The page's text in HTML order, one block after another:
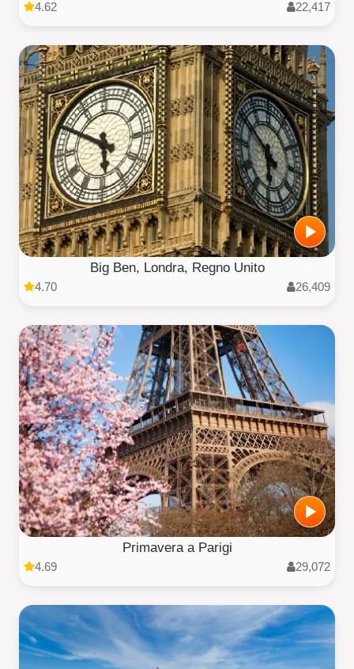
4.62 22,417
Big Ben, Londra, Regno Unito
4.70 26,409
Primavera a Parigi
4.69 29,072